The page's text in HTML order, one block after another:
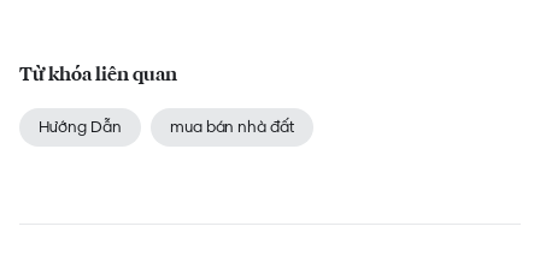
Từ khóa liên quan
Hướng Dẫn mua bán nhà đất